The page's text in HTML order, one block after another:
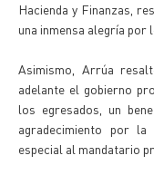
Hacienda y Finanzas,
una inmensa alegría por
Asimismo, Arrúa
adelante el gobierno
los egresados, un
agradecimiento por
especial al mandatario